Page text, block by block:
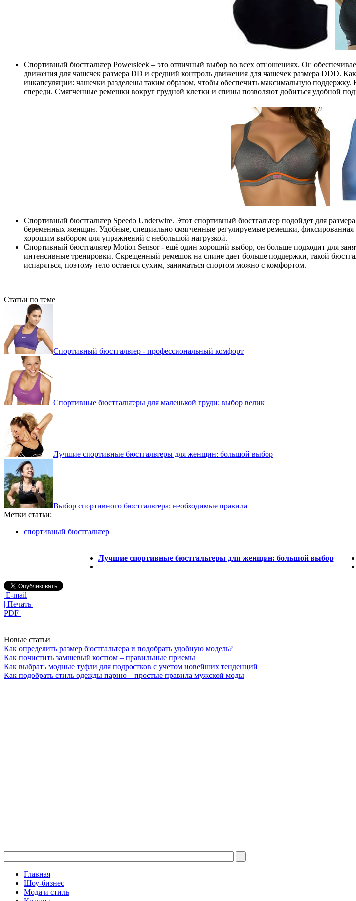
Спортивный бюстгальтер Powersleek – это отличный выбор во всех отношениях. Он
движения для чашечек размера DD и средний контроль движения для чашечек размера DDD.
инкапсуляции: чашечки разделены таким образом, чтобы обеспечить максимальную
спереди. Смягченные ремешки вокруг грудной клетки и спины позволяют добиться удобной
Спортивный бюстгальтер Speedo Underwire. Этот спортивный бюстгальтер подойдет для
беременных женщин. Удобные, специально смягченные регулируемые ремешки, фиксированная
хорошим выбором для упражнений с небольшой нагрузкой.
Спортивный бюстгальтер Motion Sensor - ещё один хороший выбор, он больше подходит для
интенсивные тренировки. Скрещенный ремешок на спине дает больше поддержки, такой
испаряться, поэтому тело остается сухим, заниматься спортом можно с комфортом.
Статьи по теме
Спортивный бюстгальтер - профессиональный комфорт
Спортивные бюстгальтеры для маленькой груди: выбор велик
Лучшие спортивные бюстгальтеры для женщин: большой выбор
Выбор спортивного бюстгальтера: необходимые правила
Метки статьи:
спортивный бюстгальтер
Лучшие спортивные бюстгальтеры для женщин: большой выбор
E-mail
| Печать |
PDF
Новые статьи
Как определить размер бюстгальтера и подобрать удобную модель?
Как почистить замшевый костюм – правильные приемы
Как выбрать модные туфли для подростков с учетом новейших тенденций
Как подобрать стиль одежды парню – простые правила мужской моды
Главная
Шоу-бизнес
Мода и стиль